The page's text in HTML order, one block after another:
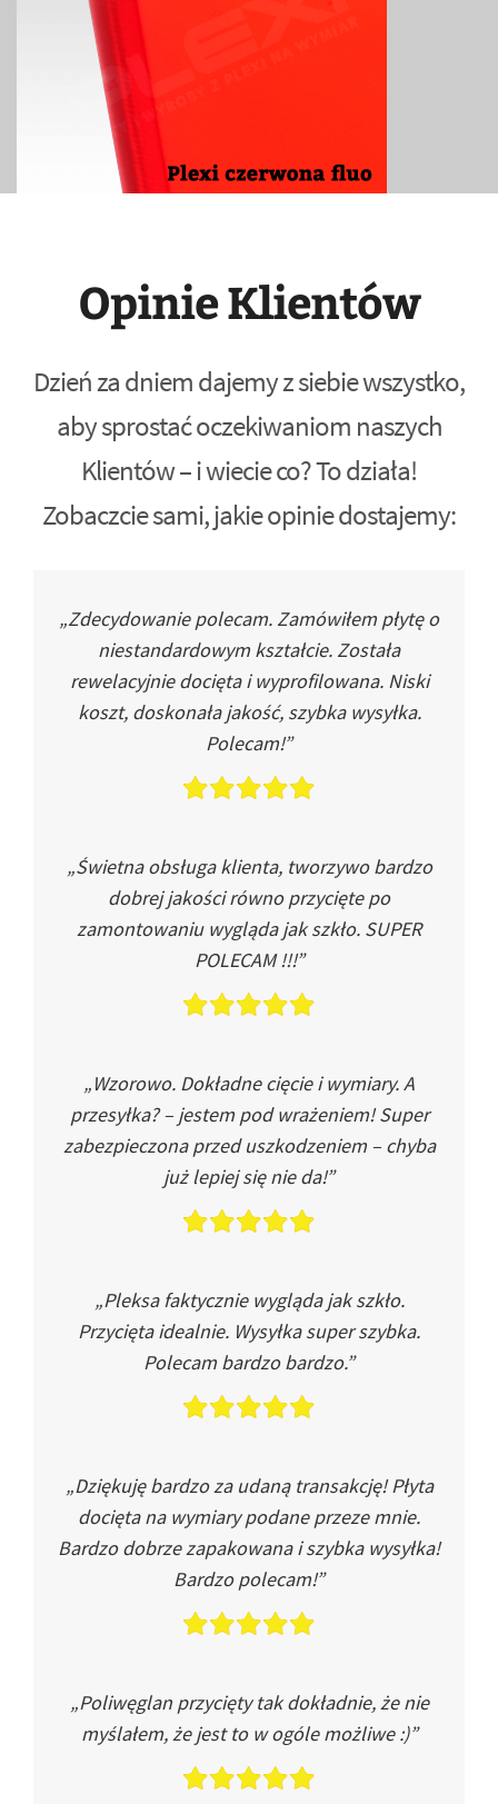
Opinie Klientów
Dzień za dniem dajemy z siebie wszystko,
aby sprostać oczekiwaniom naszych
Klientów – i wiecie co? To działa!
Zobaczcie sami, jakie opinie dostajemy:
„Zdecydowanie polecam. Zamówiłem płytę o
niestandardowym kształcie. Została
rewelacyjnie docięta i wyprofilowana. Niski
koszt, doskonała jakość, szybka wysyłka.
Polecam!”
„Świetna obsługa klienta, tworzywo bardzo
dobrej jakości równo przycięte po
zamontowaniu wygląda jak szkło. SUPER
POLECAM !!!”
„Wzorowo. Dokładne cięcie i wymiary. A
przesyłka? – jestem pod wrażeniem! Super
zabezpieczona przed uszkodzeniem – chyba
już lepiej się nie da!”
„Pleksa faktycznie wygląda jak szkło.
Przycięta idealnie. Wysyłka super szybka.
Polecam bardzo bardzo.”
„Dziękuję bardzo za udaną transakcję! Płyta
docięta na wymiary podane przeze mnie.
Bardzo dobrze zapakowana i szybka wysyłka!
Bardzo polecam!”
„Poliwęglan przycięty tak dokładnie, że nie
myślałem, że jest to w ogóle możliwe :)”